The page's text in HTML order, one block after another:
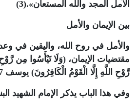
الآمل المجد والله المستعان».(3)
بين الإيمان والأمل
والأمل في روح الله، واليقين في
مقتضيات الإيمان، (وَلَا تَيْأَسُوا مِن
رَّوْحِ اللَّهِ إِلَّا الْقَوْمُ الْكَافِرُونَ) يوسف 87.
وفي هذا الباب يذكر الإمام الشهيد